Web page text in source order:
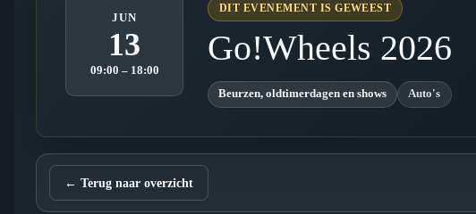
JUN
13
09:00 – 18:00
DIT EVENEMENT IS GEWEEST
Go!Wheels 2026
Beurzen, oldtimerdagen en shows Auto's
← Terug naar overzicht